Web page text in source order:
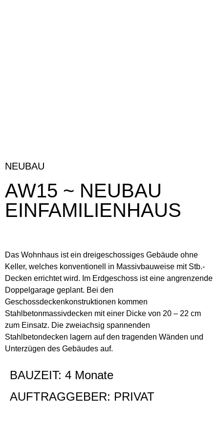
NEUBAU
AW15 ~ NEUBAU
EINFAMILIENHAUS
Das Wohnhaus ist ein dreigeschossiges Gebäude ohne
Keller, welches konventionell in Massivbauweise mit Stb.-
Decken errichtet wird. Im Erdgeschoss ist eine angrenzende
Doppelgarage geplant. Bei den
Geschossdeckenkonstruktionen kommen
Stahlbetonmassivdecken mit einer Dicke von 20 – 22 cm
zum Einsatz. Die zweiachsig spannenden
Stahlbetondecken lagern auf den tragenden Wänden und
Unterzügen des Gebäudes auf.
BAUZEIT: 4 Monate
AUFTRAGGEBER: PRIVAT